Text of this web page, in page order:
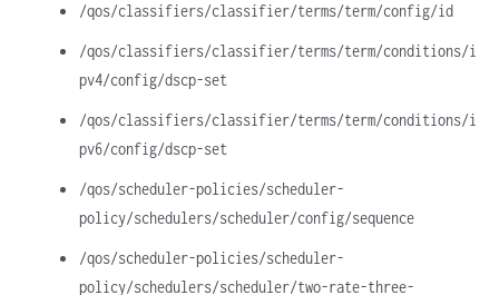
/qos/classifiers/classifier/terms/term/config/id
/qos/classifiers/classifier/terms/term/conditions/i
pv4/config/dscp-set
/qos/classifiers/classifier/terms/term/conditions/i
pv6/config/dscp-set
/qos/scheduler-policies/scheduler-
policy/schedulers/scheduler/config/sequence
/qos/scheduler-policies/scheduler-
policy/schedulers/scheduler/two-rate-three-